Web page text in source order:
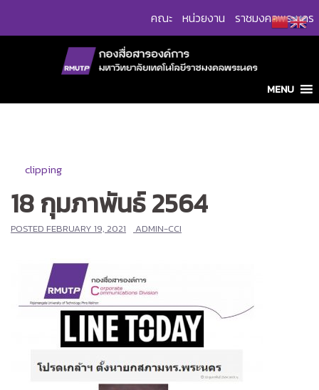
คณะ หน่วยงาน ราชมงคลพระนคร
MENU
clipping
18 กุมภาพันธ์ 2564
POSTED FEBRUARY 19, 2021 ADMIN-CCI